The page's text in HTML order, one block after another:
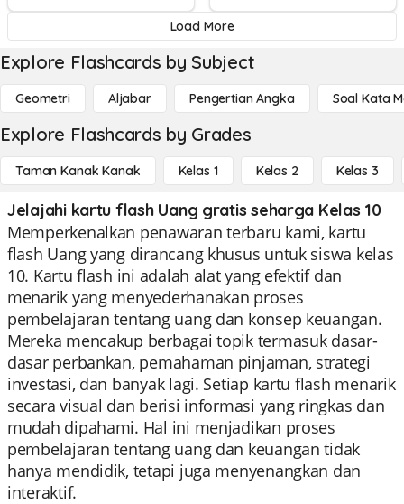
Load More
Explore Flashcards by Subject
Geometri Aljabar Pengertian Angka Soal Kata
Explore Flashcards by Grades
Taman Kanak Kanak Kelas 1 Kelas 2 Kelas 3
Jelajahi kartu flash Uang gratis seharga Kelas 10
Memperkenalkan penawaran terbaru kami, kartu
flash Uang yang dirancang khusus untuk siswa kelas
10. Kartu flash ini adalah alat yang efektif dan
menarik yang menyederhanakan proses
pembelajaran tentang uang dan konsep keuangan.
Mereka mencakup berbagai topik termasuk dasar-
dasar perbankan, pemahaman pinjaman, strategi
investasi, dan banyak lagi. Setiap kartu flash menarik
secara visual dan berisi informasi yang ringkas dan
mudah dipahami. Hal ini menjadikan proses
pembelajaran tentang uang dan keuangan tidak
hanya mendidik, tetapi juga menyenangkan dan
interaktif.